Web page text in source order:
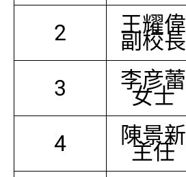
2 王耀偉
副校長
3 李彦蕾
女士
4 陳景新
主任